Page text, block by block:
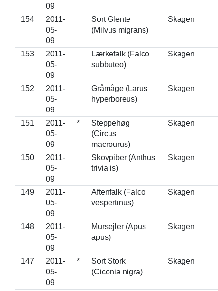
09
154
2011-
05-
09
Sort Glente
(Milvus migrans)
Skagen
153
2011-
05-
09
Lærkefalk (Falco
subbuteo)
Skagen
152
2011-
05-
09
Gråmåge (Larus
hyperboreus)
Skagen
151
2011-
05-
09
*
Steppehøg
(Circus
macrourus)
Skagen
150
2011-
05-
09
Skovpiber (Anthus
trivialis)
Skagen
149
2011-
05-
09
Aftenfalk (Falco
vespertinus)
Skagen
148
2011-
05-
09
Mursejler (Apus
apus)
Skagen
147
2011-
05-
09
*
Sort Stork
(Ciconia nigra)
Skagen